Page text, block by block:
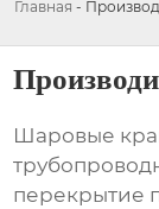
Главная -
Шаровые
перекрытие